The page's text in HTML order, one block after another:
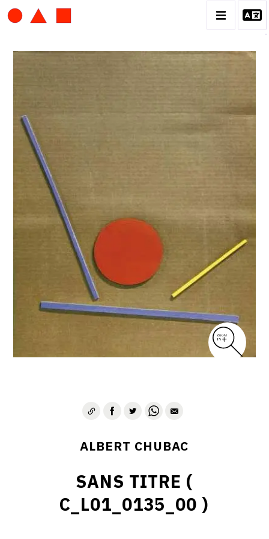
ALBERT CHUBAC
BIOGRAPHIE
CATALOGUE DES OEUVRES
ALBERT CHUBAC
SANS TITRE (
C_L01_0135_00 )